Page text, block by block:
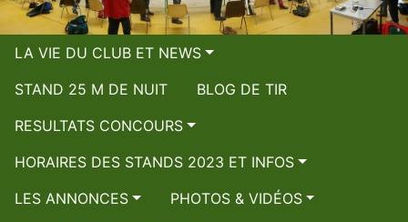
LA VIE DU CLUB ET NEWS
STAND 25 M DE NUIT
BLOG DE TIR
RESULTATS CONCOURS
HORAIRES DES STANDS 2023 ET INFOS
LES ANNONCES
PHOTOS & VIDÉOS